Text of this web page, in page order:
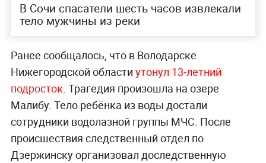
В Сочи спасатели шесть часов извлекали
тело мужчины из реки
Ранее сообщалось, что в Володарске
Нижегородской области утонул 13-летний
подросток. Трагедия произошла на озере
Малибу. Тело ребёнка из воды достали
сотрудники водолазной группы МЧС. После
происшествия следственный отдел по
Дзержинску организовал доследственную